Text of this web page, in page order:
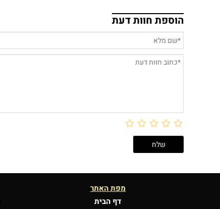
הוספת חוות דעת
מפת האתר
דף הבית